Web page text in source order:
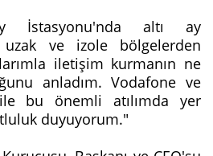
İstasyonu'nda altı ay
ve izole bölgelerden
iletişim kurmanın ne
anladım. Vodafone ve
bu önemli atılımda yer
duyuyorum."